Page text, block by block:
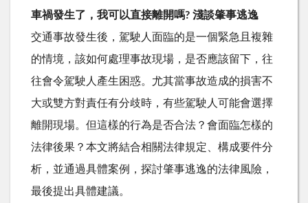
車禍發生了，我可以直接離開嗎? 淺談肇事逃逸
交通事故發生後，駕駛人面臨的是一個緊急且複雜
的情境，該如何處理事故現場，是否應該留下，往
往會令駕駛人產生困惑。尤其當事故造成的損害不
大或雙方對責任有分歧時，有些駕駛人可能會選擇
離開現場。但這樣的行為是否合法？會面臨怎樣的
法律後果？本文將結合相關法律規定、構成要件分
析，並通過具體案例，探討肇事逃逸的法律風險，
最後提出具體建議。